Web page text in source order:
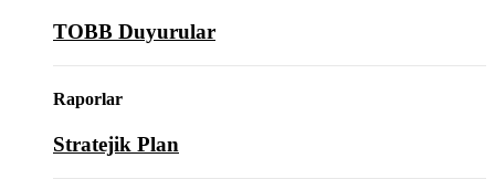
TOBB Duyurular
Raporlar
Stratejik Plan